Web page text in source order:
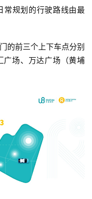
常规划的行驶路线由最
的前三个上下车点分别
广场、万达广场（黄埔